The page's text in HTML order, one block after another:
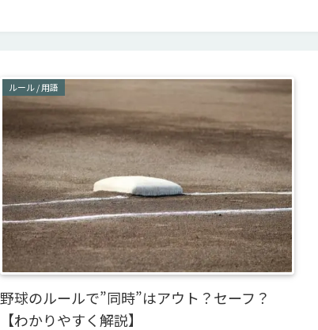
ルール / 用語
野球のルールで”同時”はアウト？セーフ？
【わかりやすく解説】